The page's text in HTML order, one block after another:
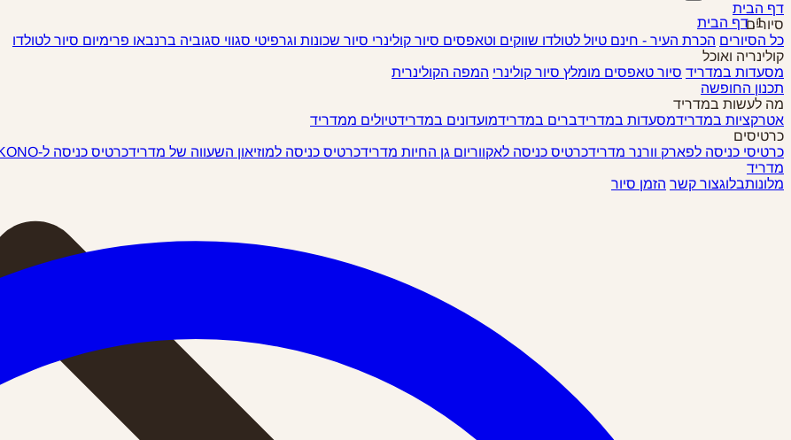
דף הבית
סיורים
כל הסיורים הכרת העיר - חינם טיול לטולדו שווקים וטאפסים סיור קולינרי סיור שכונות וגרפיטי סגווי סגוביה ברנבאו פרימיום סיור לטולדו
קולינריה ואוכל
מסעדות במדריד סיור טאפסים מומלץ סיור קולינרי המפה הקולינרית
תכנון החופשה
מה לעשות במדריד
אטרקציות במדרידמסעדות במדרידברים במדרידמועדונים במדרידטיולים ממדריד
כרטיסים
כרטיסי כניסה לפארק וורנר מדרידכרטיס כניסה לאקווריום גן החיות מדרידכרטיס כניסה למוזיאון השעווה של מדרידכרטיס כניסה ל-IKONO מדריד
מדריד
מלונותבלוגצור קשר הזמן סיור
דף הבית